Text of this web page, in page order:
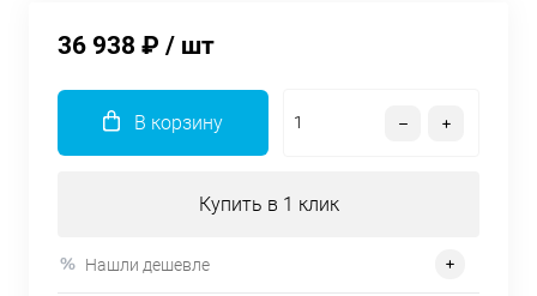
36 938 ₽ / шт
В корзину
Купить в 1 клик
Нашли дешевле